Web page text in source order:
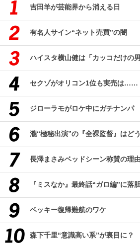
吉田羊が芸能界から消える日
有名人サイン“ネット売買”の闇
ハイスタ横山健は「カッコだけの男
セクゾがオリコン1位も実売は……
ジローラモがロケ中にガチナンパ
瀧“極秘出演”の『全裸監督』はど
長澤まさみベッドシーン称賛の理
『ミスなか』最終話“ガロ編”に落
ベッキー復帰難航のワケ
森下千里“意識高い系”が裏目に？